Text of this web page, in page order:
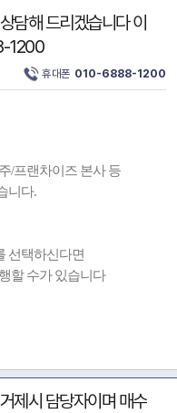
담해 드리겠습니다 이
1200
휴대폰 010-6888-1200
/프랜차이즈 본사 등
니다.
선택하신다면
할 수가 있습니다
제시 담당자이며 매수